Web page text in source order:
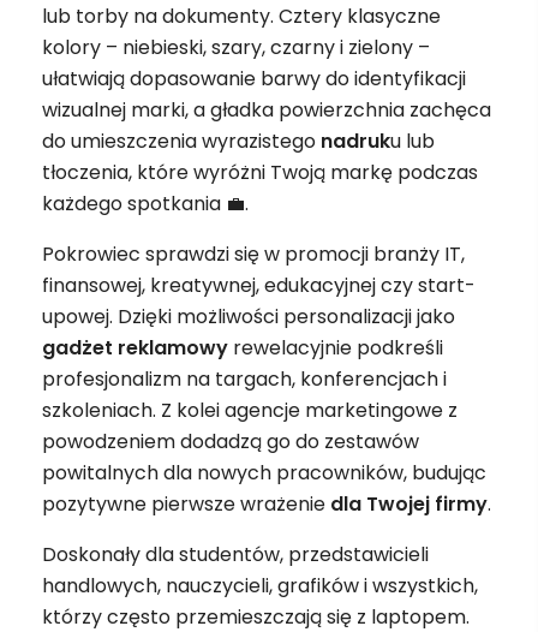
lub torby na dokumenty. Cztery klasyczne
kolory – niebieski, szary, czarny i zielony –
ułatwiają dopasowanie barwy do identyfikacji
wizualnej marki, a gładka powierzchnia zachęca
do umieszczenia wyrazistego nadruku lub
tłoczenia, które wyróżni Twoją markę podczas
każdego spotkania 💼.
Pokrowiec sprawdzi się w promocji branży IT,
finansowej, kreatywnej, edukacyjnej czy start-
upowej. Dzięki możliwości personalizacji jako
gadżet reklamowy rewelacyjnie podkreśli
profesjonalizm na targach, konferencjach i
szkoleniach. Z kolei agencje marketingowe z
powodzeniem dodadzą go do zestawów
powitalnych dla nowych pracowników, budując
pozytywne pierwsze wrażenie dla Twojej firmy.
Doskonały dla studentów, przedstawicieli
handlowych, nauczycieli, grafików i wszystkich,
którzy często przemieszczają się z laptopem.